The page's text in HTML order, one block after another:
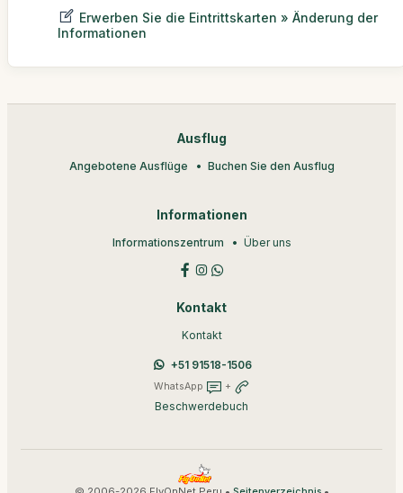
Erwerben Sie die Eintrittskarten » Änderung der
Informationen
Ausflug
Angebotene Ausflüge Buchen Sie den Ausflug
Informationen
Informationszentrum Über uns
Kontakt
Kontakt
+51 91518-1506
WhatsApp +
Beschwerdebuch